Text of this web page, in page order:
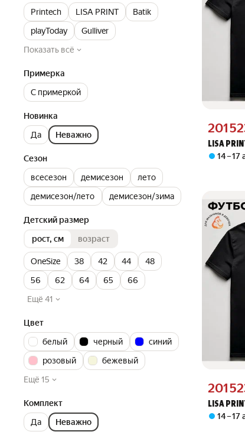
Printech
LISA PRINT
Batik
playToday
Gulliver
Показать всё
Примерка
С примеркой
Новинка
Да
Неважно
Сезон
всесезон
демисезон
лето
демисезон/лето
демисезон/зима
Детский размер
рост, см
возраст
OneSize 38 42 44
48
56
62 64 65
66
Ещё 41
Цвет
белый
черный
синий
розовый
бежевый
Ещё 15
Комплект
Да
Неважно
LISA
Цена
201
14 – 17
LISA
Цена
201
14 – 17